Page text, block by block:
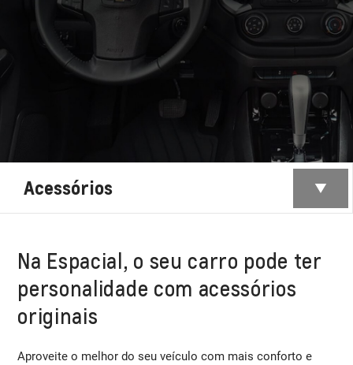
Acessórios
Na Espacial, o seu carro pode ter
personalidade com acessórios
originais
Aproveite o melhor do seu veículo com mais conforto e